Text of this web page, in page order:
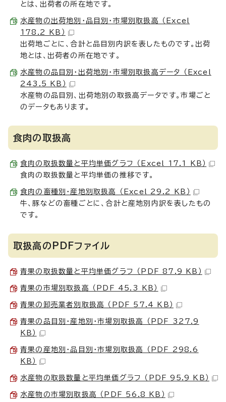
とは、出荷者の所在地です。
水産物の出荷地別・品目別・市場別取扱高 （Excel
178.2 KB）
出荷地ごとに、合計と品目別内訳を表したものです。出荷
地とは、出荷者の所在地です。
水産物の品目別・出荷地別・市場別取扱高データ （Excel
243.5 KB）
水産物の品目別、出荷地別の取扱高データです。市場ごと
のデータもあります。
食肉の取扱高
食肉の取扱数量と平均単価グラフ （Excel 17.1 KB）
食肉の取扱数量と平均単価の推移です。
食肉の畜種別・産地別取扱高 （Excel 29.2 KB）
牛、豚などの畜種ごとに、合計と産地別内訳を表したもの
です。
取扱高のPDFファイル
青果の取扱数量と平均単価グラフ （PDF 87.9 KB）
青果の市場別取扱高 （PDF 45.3 KB）
青果の卸売業者別取扱高 （PDF 57.4 KB）
青果の品目別・産地別・市場別取扱高 （PDF 327.9
KB）
青果の産地別・品目別・市場別取扱高 （PDF 298.6
KB）
水産物の取扱数量と平均単価グラフ （PDF 95.9 KB）
水産物の市場別取扱高 （PDF 56.8 KB）